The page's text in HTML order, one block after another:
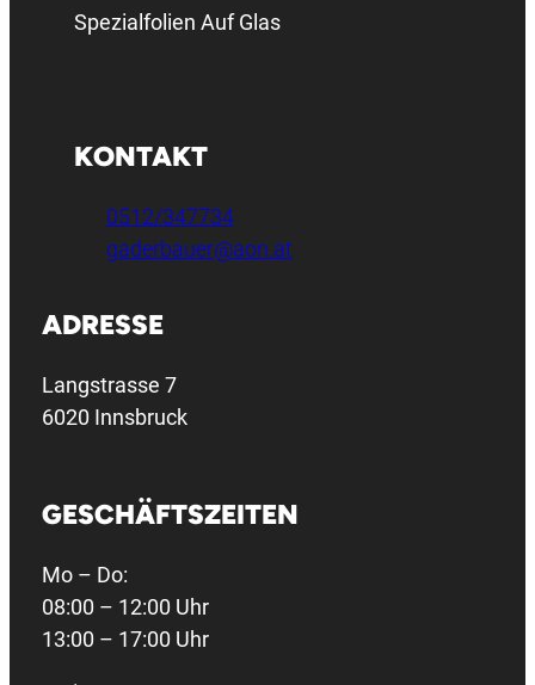
Spezialfolien Auf Glas
KONTAKT
0512/347734
gaderbauer@aon.at
ADRESSE
Langstrasse 7
6020 Innsbruck
GESCHÄFTSZEITEN
Mo – Do:
08:00 – 12:00 Uhr
13:00 – 17:00 Uhr